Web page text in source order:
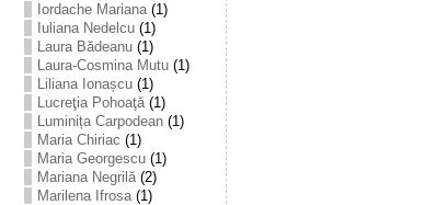
Iordache Mariana(1)
Iuliana Nedelcu(1)
Laura Bădeanu(1)
Laura-Cosmina Mutu(1)
Liliana Ionașcu(1)
Lucreţia Pohoaţă(1)
Luminița Carpodean(1)
Maria Chiriac (1)
Maria Georgescu(1)
Mariana Negrilă(2)
Marilena Ifrosa(1)